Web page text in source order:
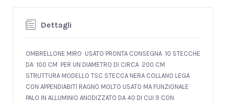
Dettagli
OMBRELLONE MIRO USATO PRONTA CONSEGNA 10 STECCHE
DA 100 CM PER UN DIAMETRO DI CIRCA 200 CM
STRUTTURA MODELLO TSC STECCA NERA COLLANO LEGA
CON APPENDIABITI RAGNO MOLTO USATO MA FUNZIONALE
PALO IN ALLUMINIO ANODIZZATO DA 40 DI CUI 9 CON